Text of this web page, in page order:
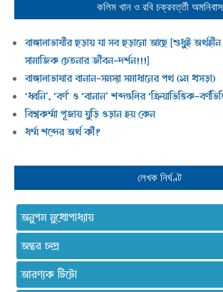
কলিম খান ও রবি চক্রবর্ত্তীঅমনিবাস
বাঙ্গালাভাষীর ছড়ায় যা সব ছড়ানো আছে [শুধুই
সামাজিক চেতনার জীবন-দর্শন!!!]
বাঙ্গালাভাষার বানান-সমস্যা সমাধানের পথ (১ম খসড়া)
‘ধ্বনি’, ‘বর্ণ’ ও ‘বানান’ শব্দগুলির ‘ক্রিয়াভিত্তিক-
বিশ্বকর্ম্মা পূজায় ঘুড়ি ওড়ান হয় কেন
ধর্ম্ম শব্দের অর্থ কী?
লেখক নির্ঘণ্ট
অনুপম মুখোপাধ্যায়
অন্তর চন্দ্র
আরণ্যক টিটো